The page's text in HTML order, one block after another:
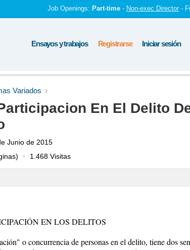
Job Openings: Part-time - Non-exec Director -
Ensayos y trabajos Registrarse Iniciar sesión
Variados
En El Delito
Junio de 2015
1.468 Visitas
EN LOS DELITOS
o concurrencia de personas en el delito, tiene dos